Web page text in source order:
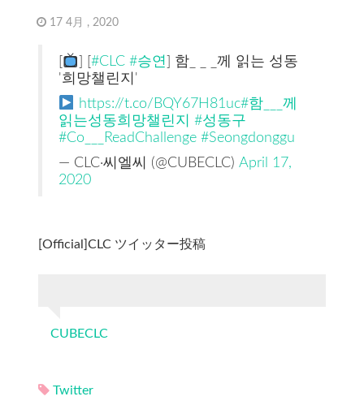
17 4月 , 2020
#CLC #승연
] 함_ _ _께 읽는 성동
'희망챌린지'
https://t.co/BQY67H81uc#함___께
읽는성동희망챌린지
#성동구
#Co___ReadChallenge #Seongdonggu
— CLC·씨엘씨 (@CUBECLC) April 17,
2020
[Official]CLC ツイッター投稿
CUBECLC
Twitter